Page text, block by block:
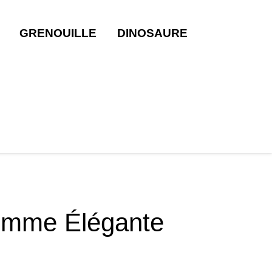
GRENOUILLE DINOSAURE
Élégante